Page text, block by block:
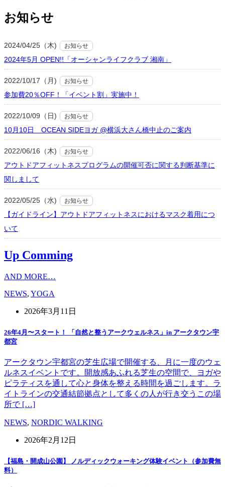
お知らせ
2024/04/25（木) お知らせ
2024年5月 OPEN!!「オーシャンライフクラブ 湘南」
2022/10/17（月) お知らせ
参加費20％OFF！「イベント割」実施中！
2022/10/09（日) お知らせ
10月10日 OCEAN SIDEヨガ @横浜大さん橋中止のご案内
2022/06/16（木) お知らせ
アウトドアフィットネスプログラムの開催可否に関する判断基準に
関しまして
2022/05/25（水) お知らせ
【ガイドライン】アウトドアフィットネスにおけるマスク着用につ
いて
Up Comming
AND MORE…
NEWS, YOGA
2026年3月11日
26年4月〜スタート！ 「自然と整うアークウェルネス」in アークタウン宇
都宮
アークタウン宇都宮の芝生広場で開催する、月に一度のウェ
ルネスイベントです。開放感あふれる芝生の空間で、ヨガや
ピラティスを通して心と身体を整える時間を過ごします。ラ
イトラインの交通結節拠点として多くの人が行き交うこの場
所で […]
NEWS, NORDIC WALKING
2026年2月12日
【福島・開成山公園】 ノルディックウォーキング体験イベント（参加費無
料）